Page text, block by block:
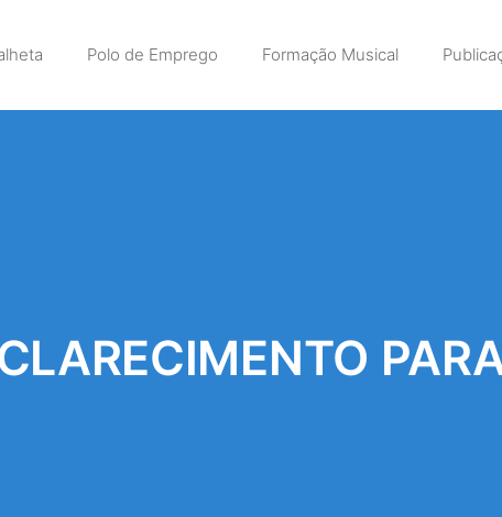
Polo de Emprego Formação Musical